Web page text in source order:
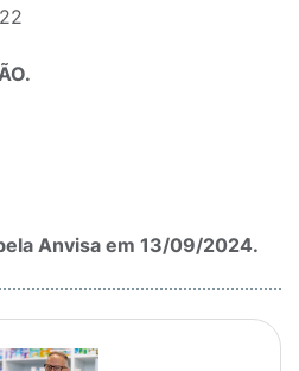
Anvisa em 13/09/2024.